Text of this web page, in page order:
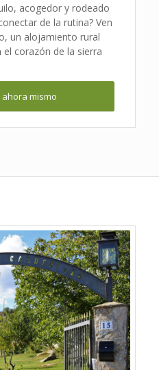
acogedor y rodeado
de la rutina? Ven
un alojamiento rural
corazón de la sierra
mismo